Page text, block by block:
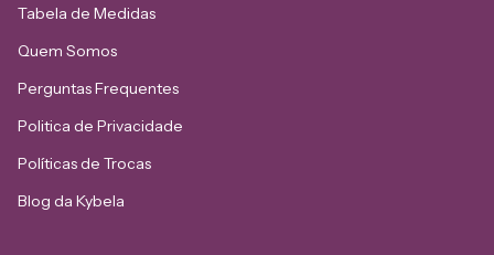
Tabela de Medidas
Quem Somos
Perguntas Frequentes
Politica de Privacidade
Políticas de Trocas
Blog da Kybela